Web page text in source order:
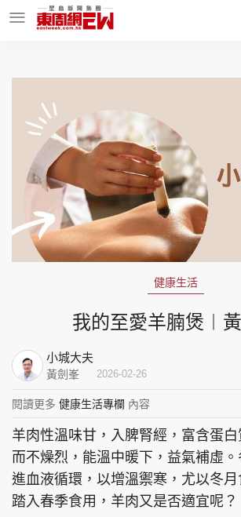
明星名人 時
東周Ladies
東周食玩通
集團旗下品牌
東周刊 cazbuyer
健康生活
我的至愛羊腩煲︱
小城大夫
黃劍峯 2026-02-26
閱讀更多 健康生活專欄 內容
羊肉性溫味甘，入脾腎經，富含蛋
而不燥烈，能溫中暖下，益氣補虛
進血液循環，以增溫禦寒，尤以冬
踏入春季食用，羊肉又是否適宜呢？